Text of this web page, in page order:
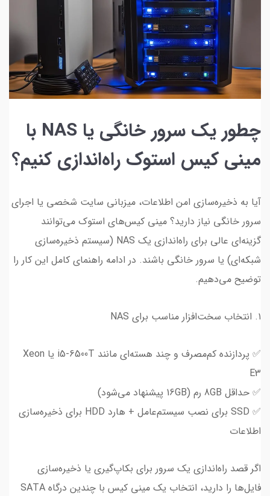
چطور یک سرور خانگی یا NAS با
مینی کیس استوک راه‌اندازی کنیم؟
آیا به ذخیره‌سازی امن اطلاعات، میزبانی سایت شخصی یا اجرای
سرور خانگی نیاز دارید؟ مینی کیس‌های استوک می‌توانند
گزینه‌ای عالی برای راه‌اندازی یک NAS (سیستم ذخیره‌سازی
شبکه‌ای) یا سرور خانگی باشند. در ادامه راهنمای کامل این کار را
توضیح می‌دهیم.
۱. انتخاب سخت‌افزار مناسب برای NAS
✅ پردازنده کم‌مصرف و چند هسته‌ای مانند i5-6500T یا Xeon
E3
✅ حداقل 8GB رم (16GB پیشنهاد می‌شود)
✅ SSD برای نصب سیستم‌عامل + هارد HDD برای ذخیره‌سازی
اطلاعات
اگر قصد راه‌اندازی یک سرور برای بکاپ‌گیری یا ذخیره‌سازی
فایل‌ها را دارید، انتخاب یک مینی کیس با چندین درگاه SATA